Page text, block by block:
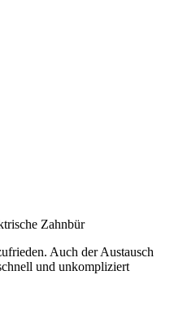
Zahnbür
Auch der Austausch
und unkompliziert